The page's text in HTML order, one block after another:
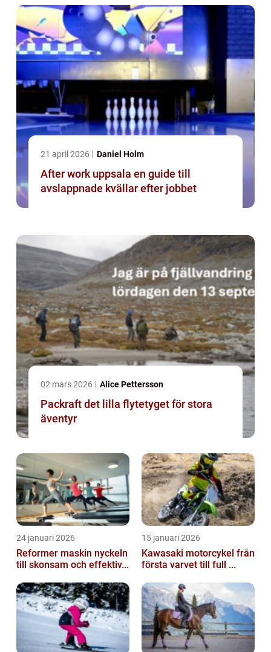
21 april 2026 Daniel Holm
After work uppsala en guide till
avslappnade kvällar efter jobbet
02 mars 2026 Alice Pettersson
Packraft det lilla flytetyget för stora
äventyr
24 januari 2026
Reformer maskin nyckeln
till skonsam och effektiv...
15 januari 2026
Kawasaki motorcykel från
första varvet till full ...